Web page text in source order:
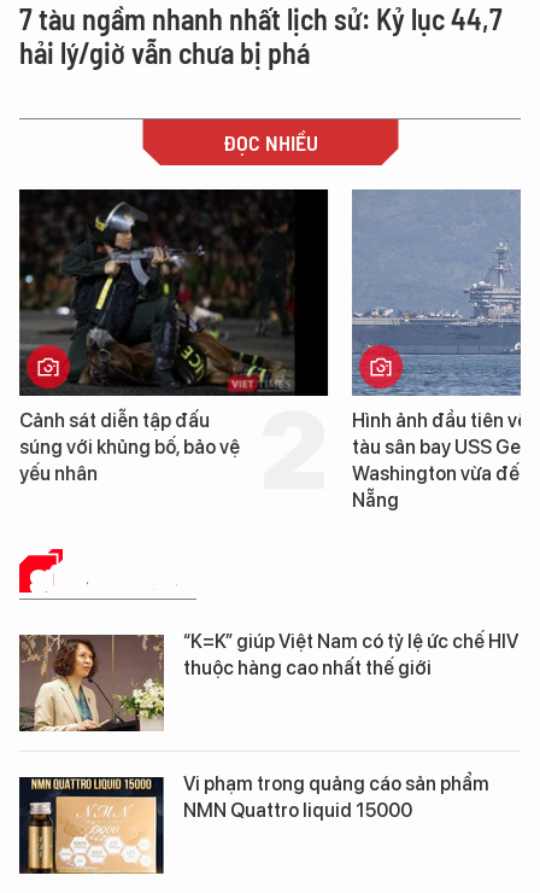
7 tàu ngầm nhanh nhất lịch sử: Kỷ lục 44,7
hải lý/giờ vẫn chưa bị phá
ĐỌC NHIỀU
tập đấu
bố, bảo vệ
Hình ảnh đầu tiên về siêu
tàu sân bay USS George
Washington vừa đến Đà
SỨC KHỎE 24H
“K=K” giúp Việt Nam có tỷ lệ ức chế HIV
thuộc hàng cao nhất thế giới
Vi phạm trong quảng cáo sản phẩm
NMN Quattro liquid 15000